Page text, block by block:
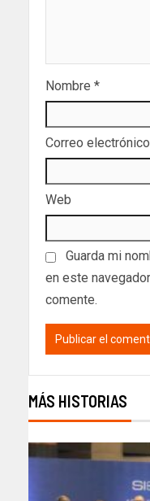
Nombre *
Correo electrónico
Web
Guarda mi
en este
comente.
MÁS HISTORIAS